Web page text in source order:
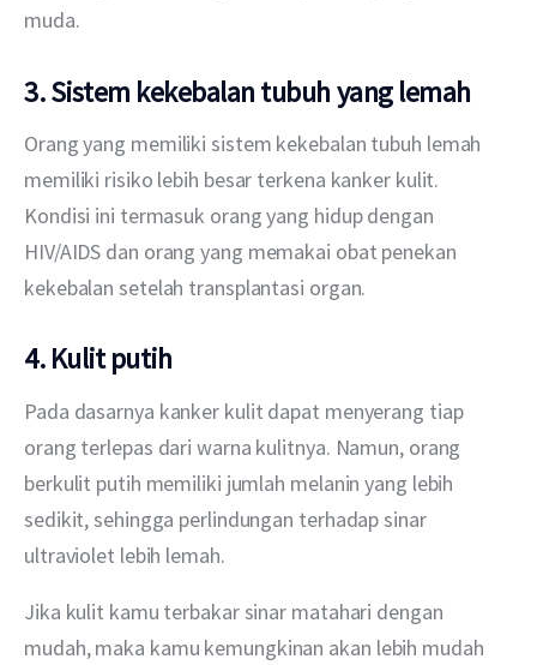
muda.
3. Sistem kekebalan tubuh yang lemah
Orang yang memiliki sistem kekebalan tubuh lemah
memiliki risiko lebih besar terkena kanker kulit.
Kondisi ini termasuk orang yang hidup dengan
HIV/AIDS dan orang yang memakai obat penekan
kekebalan setelah transplantasi organ.
4. Kulit putih
Pada dasarnya kanker kulit dapat menyerang tiap
orang terlepas dari warna kulitnya. Namun, orang
berkulit putih memiliki jumlah melanin yang lebih
sedikit, sehingga perlindungan terhadap sinar
ultraviolet lebih lemah.
Jika kulit kamu terbakar sinar matahari dengan
mudah, maka kamu kemungkinan akan lebih mudah